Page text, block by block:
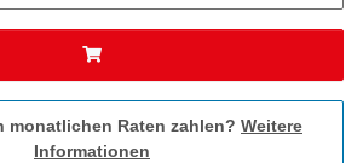
monatlichen Raten zahlen? Weitere
Informationen